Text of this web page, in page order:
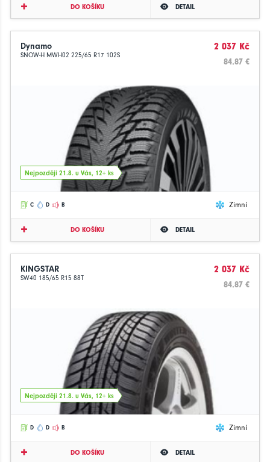
DO KOŠÍKU DETAIL
Dynamo
SNOW-H MWH02 225/65 R17 102S
2 037 Kč
84.87 €
Nejpozději 21.8. u Vás, 12+ ks
C D B Zimní
DO KOŠÍKU DETAIL
KINGSTAR
SW40 185/65 R15 88T
2 037 Kč
84.87 €
Nejpozději 21.8. u Vás, 12+ ks
D D B Zimní
DO KOŠÍKU DETAIL